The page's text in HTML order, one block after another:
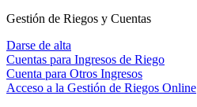
Gestión de Riegos y Cuentas
Darse de alta
Cuentas para Ingresos de Riego
Cuenta para Otros Ingresos
Acceso a la Gestión de Riegos Online